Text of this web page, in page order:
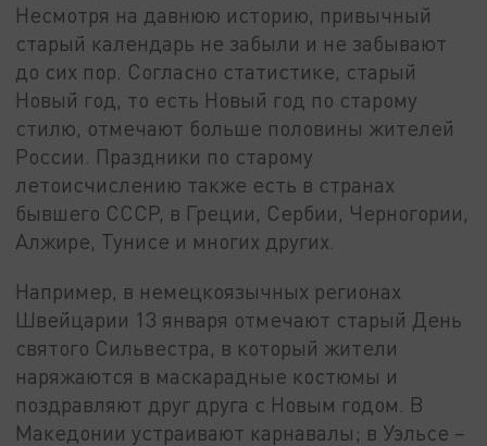
Несмотря на давнюю историю, привычный
старый календарь не забыли и не забывают
до сих пор. Согласно статистике, старый
Новый год, то есть Новый год по старому
стилю, отмечают больше половины жителей
России. Праздники по старому
летоисчислению также есть в странах
бывшего СССР, в Греции, Сербии, Черногории,
Алжире, Тунисе и многих других.
Например, в немецкоязычных регионах
Швейцарии 13 января отмечают старый День
святого Сильвестра, в который жители
наряжаются в маскарадные костюмы и
поздравляют друг друга с Новым годом. В
Македонии устраивают карнавалы; в Уэльсе –